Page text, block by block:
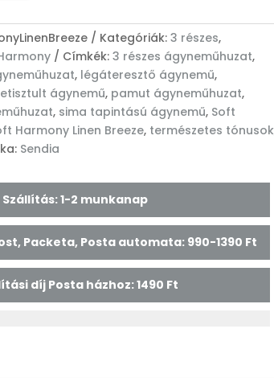
Kategóriák:3 részes,
Címkék:3 részes ágyneműhuzat,
, légáteresztő ágynemű,
ágynemű, pamut ágyneműhuzat,
, sima tapintású ágynemű, Soft
Harmony Linen Breeze, természetes tónusok
Sendia
Szállítás: 1-2 munkanap
Packeta, Posta automata: 990-1390 Ft
díj Posta házhoz: 1490 Ft